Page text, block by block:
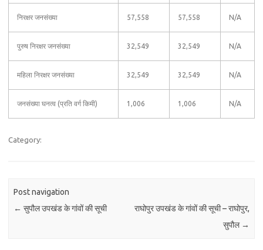
निरक्षर जनसंख्या 57,558 57,558 N/A
पुरुष निरक्षर जनसंख्या 32,549 32,549 N/A
महिला निरक्षर जनसंख्या 32,549 32,549 N/A
जनसंख्या घनत्व (प्रति वर्ग किमी) 1,006 1,006 N/A
Category:
Post navigation
← सुपौल उपखंड के गांवों की सूची
राघोपुर उपखंड के गांवों की सूची – राघोपुर,
सुपौल →